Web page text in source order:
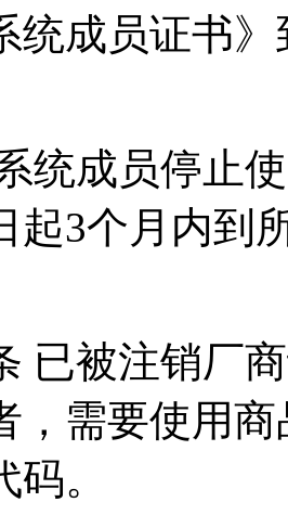
统成员证书
统成员停止
起3个月内到
已被注销厂
，需要使用
码。